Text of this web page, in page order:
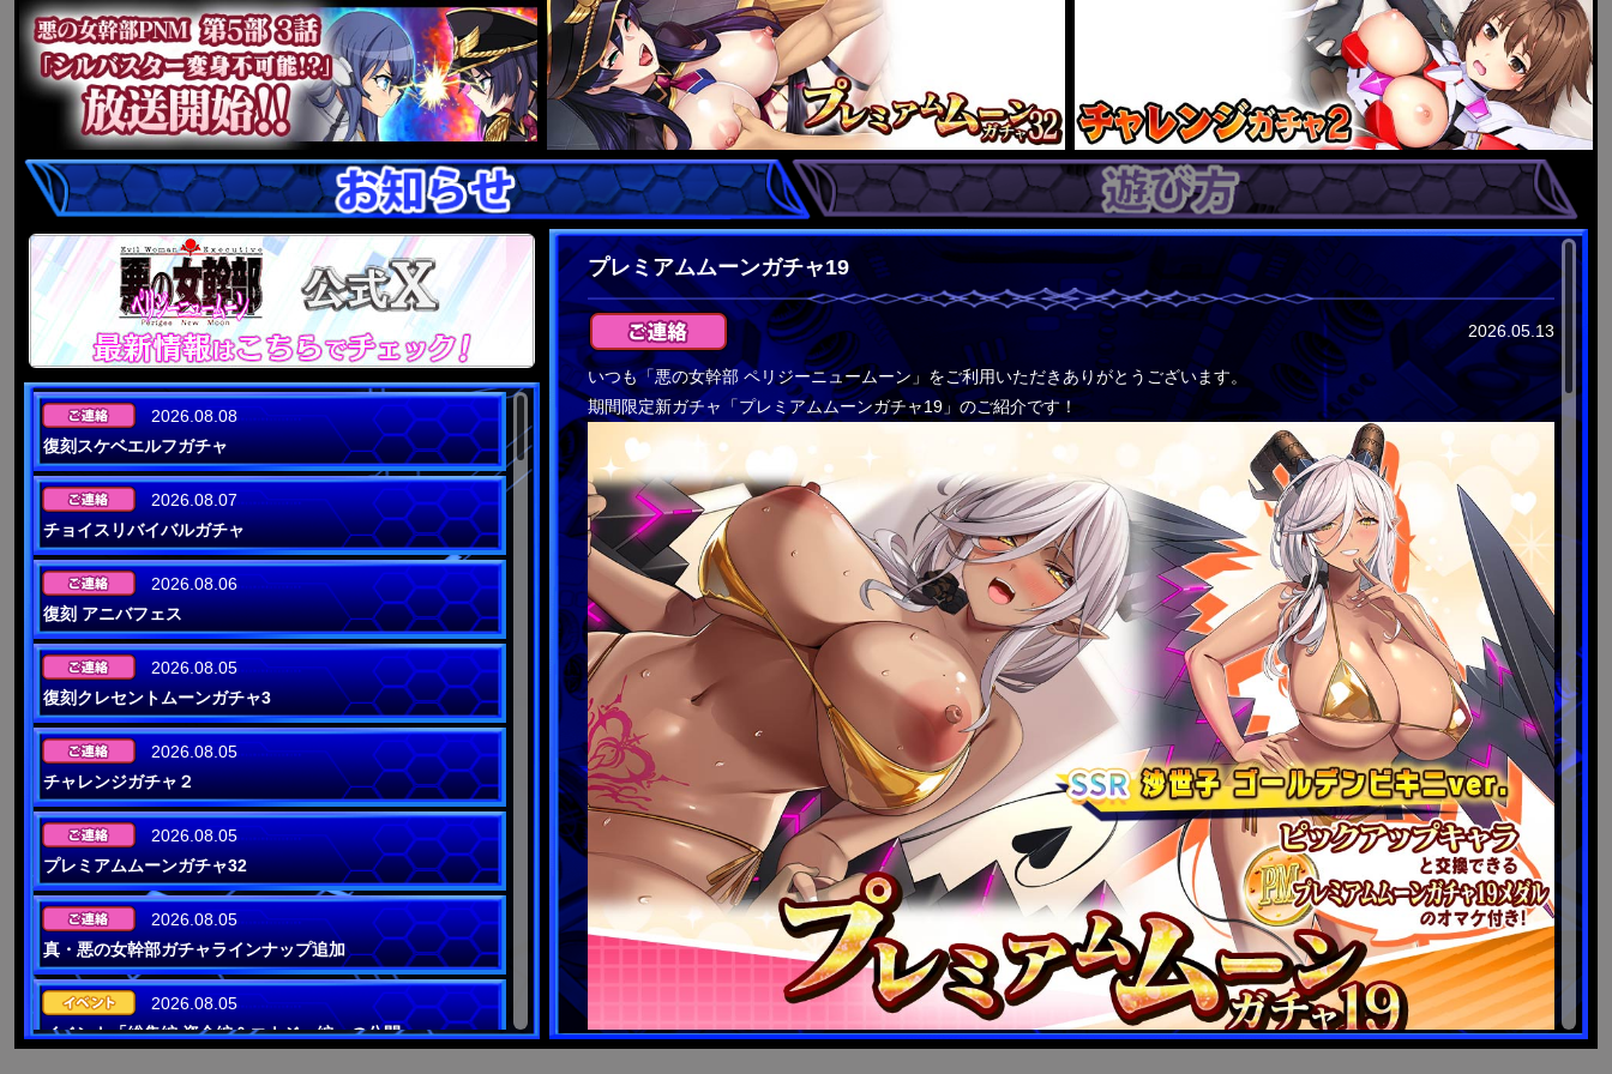
2026.08.08
復刻スケベエルフガチャ
2026.08.07
チョイスリバイバルガチャ
2026.08.06
復刻 アニバフェス
2026.08.05
復刻クレセントムーンガチャ3
2026.08.05
チャレンジガチャ２
2026.08.05
プレミアムムーンガチャ32
2026.08.05
真・悪の女幹部ガチャラインナップ追加
2026.08.05
イベント「総集編 資金編＆エナジー編」の公開
プレミアムムーンガチャ19
2026.05.13
いつも「悪の女幹部 ペリジーニュームーン」をご利用いただきありがとうございます。
期間限定新ガチャ「プレミアムムーンガチャ19」のご紹介です！